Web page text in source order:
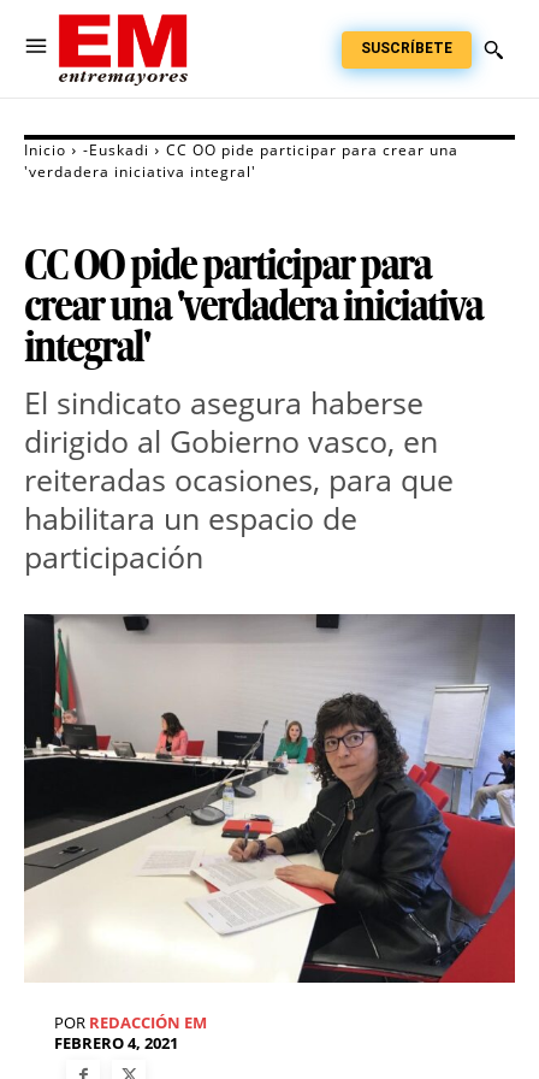
SUSCRÍBETE
Inicio -Euskadi
CC OO pide participar para crear una
'verdadera iniciativa integral'
CC OO pide participar para
crear una 'verdadera iniciativa
integral'
El sindicato asegura haberse
dirigido al Gobierno vasco, en
reiteradas ocasiones, para que
habilitara un espacio de
participación
POR REDACCIÓN EM
FEBRERO 4, 2021